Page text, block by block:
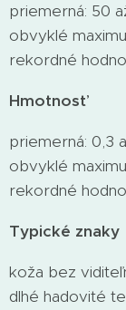
priemerná: 50
obvyklé
rekordné
Hmotnosť
priemerná: 0,3
obvyklé
rekordné
Typické znaky
koža bez
dlhé hadovité